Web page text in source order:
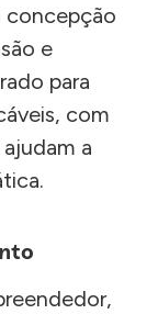
concepção
e
para
com
a